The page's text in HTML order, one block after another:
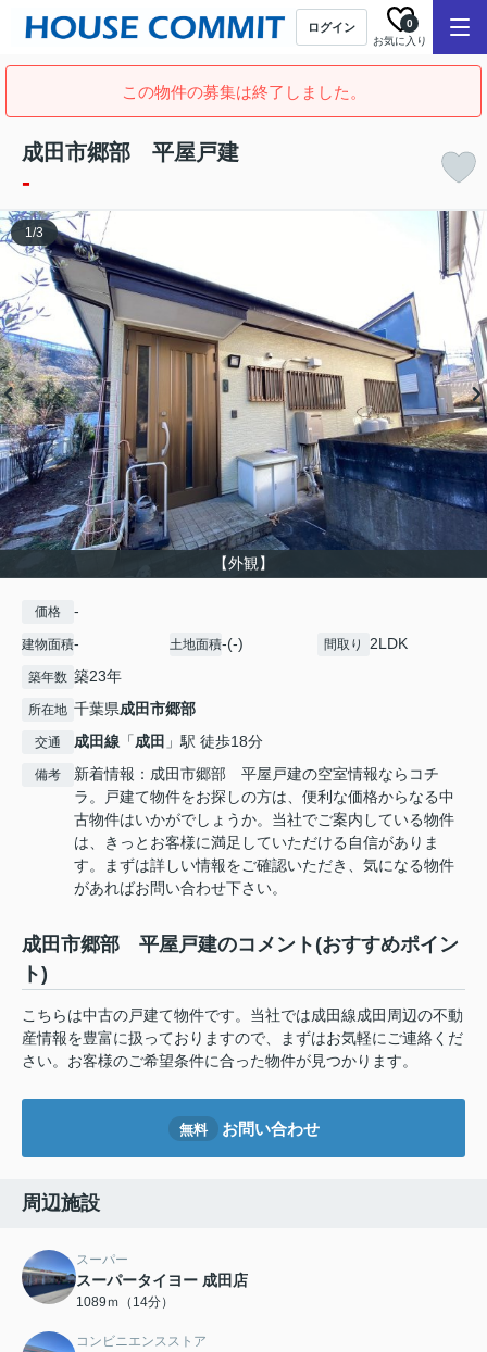
ログイン
お気に入り
0
この物件の募集は終了しました。
成田市郷部 平屋戸建
-
【外観】
1/3
価格 -
建物面積- 土地面積-(-) 間取り 2LDK
築年数 築23年
所在地 千葉県成田市郷部
交通 成田線 「成田 」駅 徒歩18分
備考
新着情報：成田市郷部 平屋戸建の空室情報ならコチ
ラ。戸建て物件をお探しの方は、便利な価格からなる中
古物件はいかがでしょうか。当社でご案内している物件
は、きっとお客様に満足していただける自信がありま
す。まずは詳しい情報をご確認いただき、気になる物件
があればお問い合わせ下さい。
成田市郷部 平屋戸建のコメント(おすすめポイン
ト)
こちらは中古の戸建て物件です。当社では成田線成田周辺の不動
産情報を豊富に扱っておりますので、まずはお気軽にご連絡くだ
さい。お客様のご希望条件に合った物件が見つかります。
無料 お問い合わせ
周辺施設
スーパー
スーパータイヨー 成田店
1089ｍ（14分）
コンビニエンスストア